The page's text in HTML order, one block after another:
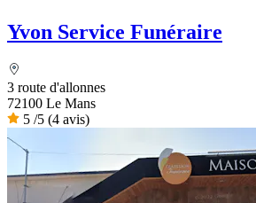
Yvon Service Funéraire
3 route d'allonnes
72100 Le Mans
5 /5 (4 avis)